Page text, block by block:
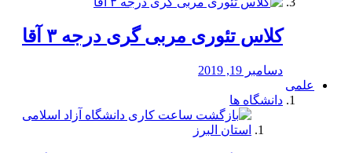
کلاس تئوری مربی گری درجه ۳ آقا
دسامبر 19, 2019
علمی
دانشگاه ها